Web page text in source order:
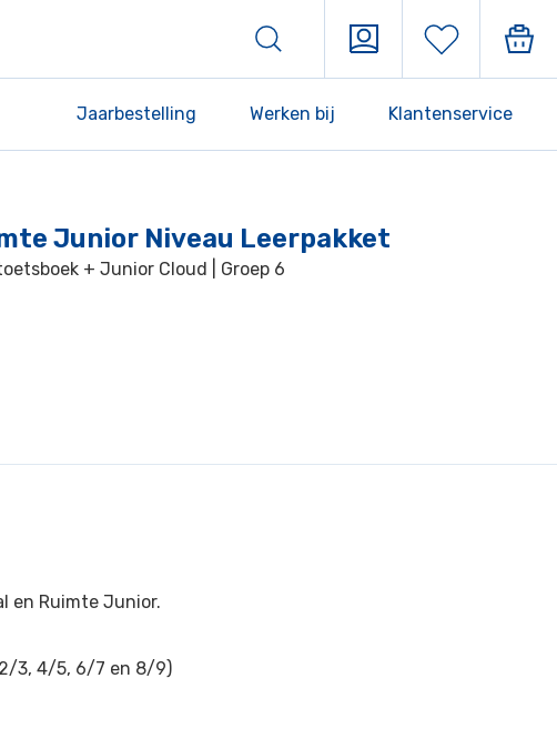
Jaarbestelling Werken bij Klantenservice
Junior Niveau Leerpakket
+ Junior Cloud | Groep 6
en Ruimte Junior.
2/3, 4/5, 6/7 en 8/9)